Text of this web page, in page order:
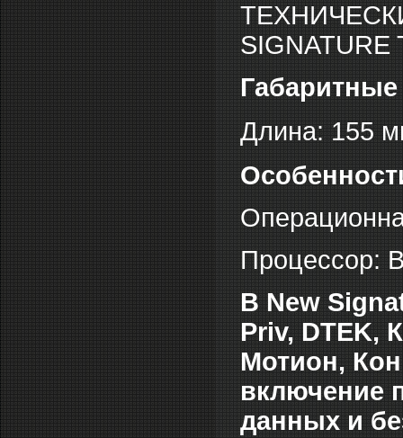
SIGNATURE
Длина: 155
Процессор:
В New
Priv, DTEK,
Мотион,
включение
данных и